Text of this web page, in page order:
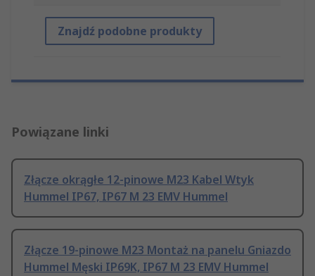
Znajdź podobne produkty
Powiązane linki
Złącze okrągłe 12-pinowe M23 Kabel Wtyk
Hummel IP67, IP67 M 23 EMV Hummel
Złącze 19-pinowe M23 Montaż na panelu Gniazdo
Hummel Męski IP69K, IP67 M 23 EMV Hummel